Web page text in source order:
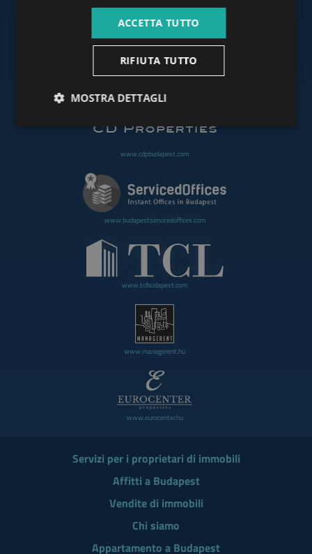
www.budapestoffices.net
www.budapestpropertysellers.com
www.cdpbudapest.com
www.budapestservicedoffices.com
www.tclbudapest.com
www.managerent.hu
www.eurocenter.hu
Servizi per i proprietari di immobili
Affitti a Budapest
Vendite di immobili
Chi siamo
Appartamento a Budapest
ACCETTA TUTTO
RIFIUTA TUTTO
MOSTRA DETTAGLI